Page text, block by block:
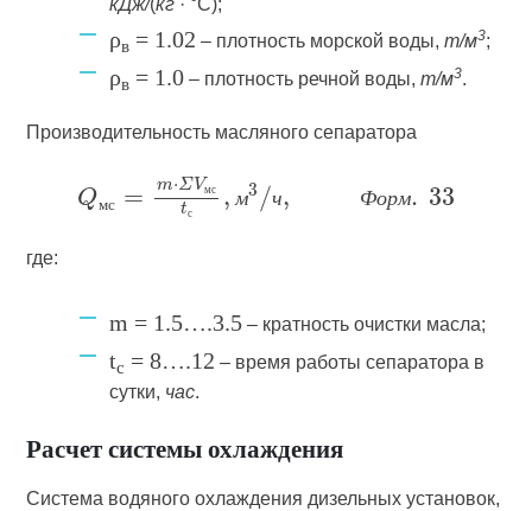
ρв = 1.02 – плотность морской воды,т/м3;
ρв = 1.0 – плотность речной воды,т/м3.
Производительность масляного сепаратора
м ч Ф о рм
где:
m = 1.5….3.5 – кратность очистки масла;
tс = 8….12 – время работы сепаратора в
сутки, час.
Расчет системы охлаждения
Система водяного охлаждения дизельных установок,